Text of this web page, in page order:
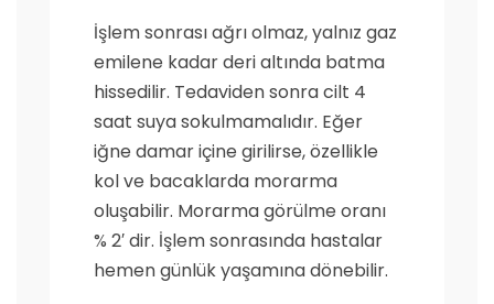
İşlem sonrası ağrı olmaz, yalnız gaz
emilene kadar deri altında batma
hissedilir. Tedaviden sonra cilt 4
saat suya sokulmamalıdır. Eğer
iğne damar içine girilirse, özellikle
kol ve bacaklarda morarma
oluşabilir. Morarma görülme oranı
% 2′ dir. İşlem sonrasında hastalar
hemen günlük yaşamına dönebilir.